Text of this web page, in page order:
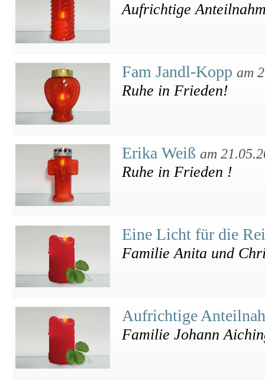
Aufrichtige
Fam Jandl-Kopp am
Ruhe in Frieden!
Erika Weiß am
Ruhe in Frieden !
Eine Licht für die
Familie Anita und
Aufrichtige
Familie Johann